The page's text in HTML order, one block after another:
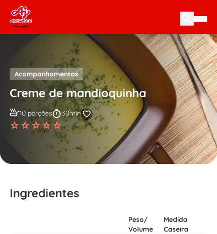
Skip to content
Acompanhamentos
Creme de mandioquinha
10 porções 30min
Ingredientes
Peso/
Volume
Medida
Caseira